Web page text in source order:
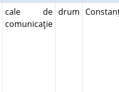
cale de
comunicaţie
drum